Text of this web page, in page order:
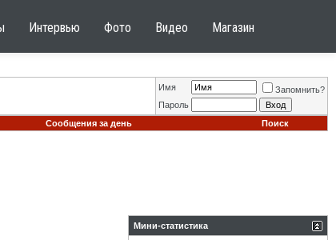
Интервью Фото Видео Магазин
Имя
Запомнить?
Пароль
Сообщения за день Поиск
Мини-статистика